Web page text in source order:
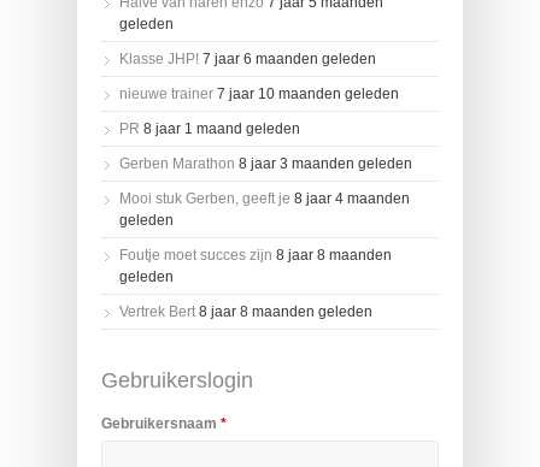
geleden
Klasse JHP! 7 jaar 6 maanden geleden
nieuwe trainer 7 jaar 10 maanden geleden
PR 8 jaar 1 maand geleden
Gerben Marathon 8 jaar 3 maanden geleden
Mooi stuk Gerben, geeft je 8 jaar 4 maanden
geleden
Foutje moet succes zijn 8 jaar 8 maanden
geleden
Vertrek Bert 8 jaar 8 maanden geleden
Gebruikerslogin
Gebruikersnaam *